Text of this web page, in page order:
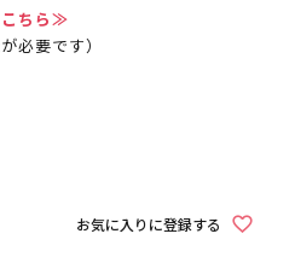
こちら≫
必要です）
お気に入りに登録する